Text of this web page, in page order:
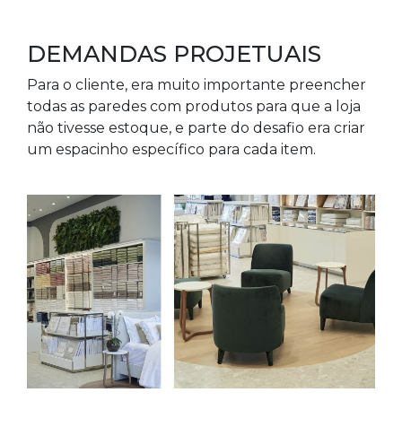
DEMANDAS PROJETUAIS
Para o cliente, era muito importante preencher
todas as paredes com produtos para que a loja
não tivesse estoque, e parte do desafio era criar
um espacinho específico para cada item.